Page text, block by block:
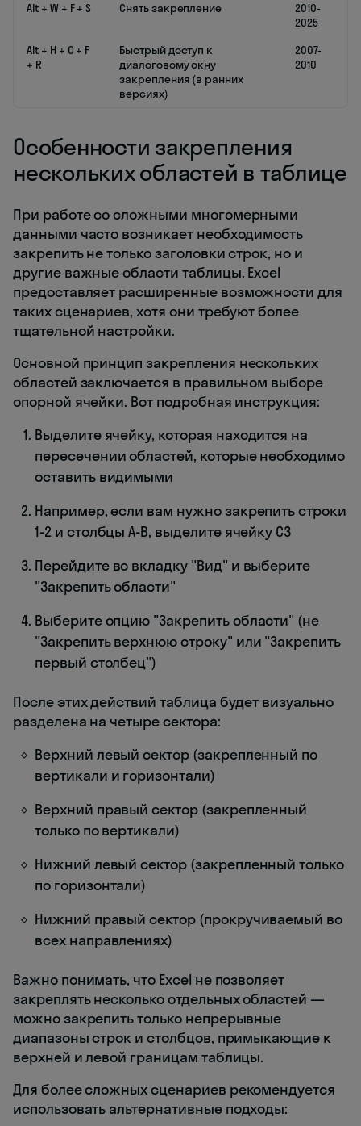
Alt + W + F + S
Снять закрепление
2010-
2025
Alt + H + O + F
+ R
Быстрый доступ к
диалоговому окну
закрепления (в ранних
версиях)
2007-
2010
Особенности закрепления
нескольких областей в таблице
При работе со сложными многомерными
данными часто возникает необходимость
закрепить не только заголовки строк, но и
другие важные области таблицы. Excel
предоставляет расширенные возможности для
таких сценариев, хотя они требуют более
тщательной настройки.
Основной принцип закрепления нескольких
областей заключается в правильном выборе
опорной ячейки. Вот подробная инструкция:
Выделите ячейку, которая находится на
пересечении областей, которые необходимо
оставить видимыми
Например, если вам нужно закрепить строки
1-2 и столбцы A-B, выделите ячейку C3
Перейдите во вкладку "Вид" и выберите
"Закрепить области"
Выберите опцию "Закрепить области" (не
"Закрепить верхнюю строку" или "Закрепить
первый столбец")
После этих действий таблица будет визуально
разделена на четыре сектора:
Верхний левый сектор (закрепленный по
вертикали и горизонтали)
Верхний правый сектор (закрепленный
только по вертикали)
Нижний левый сектор (закрепленный только
по горизонтали)
Нижний правый сектор (прокручиваемый во
всех направлениях)
Важно понимать, что Excel не позволяет
закреплять несколько отдельных областей —
можно закрепить только непрерывные
диапазоны строк и столбцов, примыкающие к
верхней и левой границам таблицы.
Для более сложных сценариев рекомендуется
использовать альтернативные подходы: